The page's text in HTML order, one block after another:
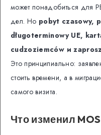
может понадобиться для
дел. Но pobyt czasowy,
długoterminowy UE,
cudzoziemców и
Это принципиально:
стоить времени, а в
самого визита.
Что изменил